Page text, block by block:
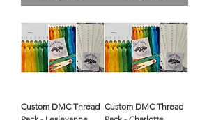
Custom DMC Thread Custom DMC Thread